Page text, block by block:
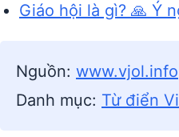
Giáo hội là gì? 🙏 Ý
Nguồn: www.vjol.info
Danh mục: Từ điển